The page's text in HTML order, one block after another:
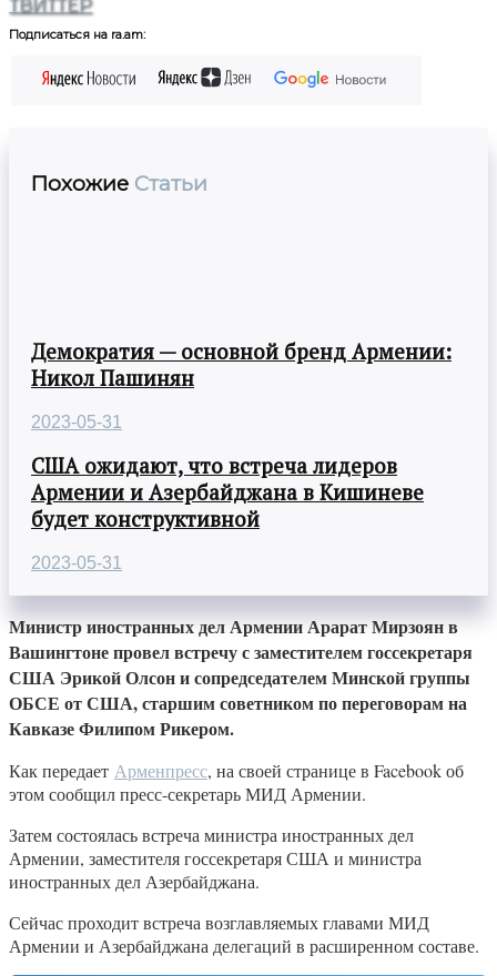
ТВИТТЕР
Подписаться на ra.am:
Похожие Статьи
Демократия — основной бренд Армении:
Никол Пашинян
2023-05-31
США ожидают, что встреча лидеров
Армении и Азербайджана в Кишиневе
будет конструктивной
2023-05-31
Министр иностранных дел Армении Арарат Мирзоян в
Вашингтоне провел встречу с заместителем госсекретаря
США Эрикой Олсон и сопредседателем Минской группы
ОБСЕ от США, старшим советником по переговорам на
Кавказе Филипом Рикером.
Как передает Арменпресс, на своей странице в Facebook об
этом сообщил пресс-секретарь МИД Армении.
Затем состоялась встреча министра иностранных дел
Армении, заместителя госсекретаря США и министра
иностранных дел Азербайджана.
Сейчас проходит встреча возглавляемых главами МИД
Армении и Азербайджана делегаций в расширенном составе.